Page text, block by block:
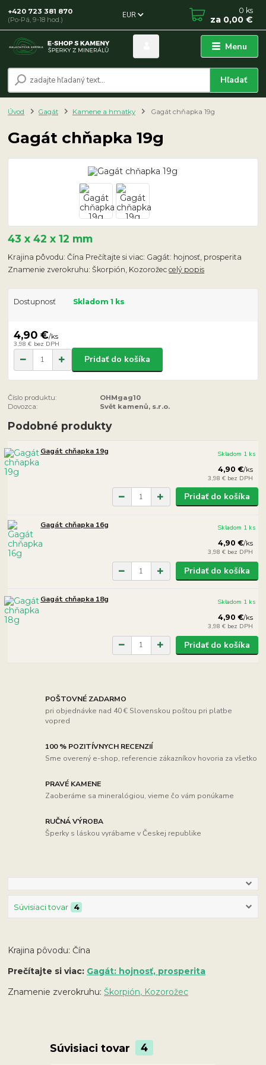
Menu
EUR
Hľadať
+420 723 381 870
(Po-Pá, 9-18 hod.)
0 ks
za 0,00 €
Úvod Gagát Kamene a hmatky Gagát chňapka 19g
Gagát chňapka 19g
43 x 42 x 12 mm
Krajina pôvodu: Čína Prečítajte si viac: Gagát: hojnosť, prosperita
Znamenie zverokruhu: Škorpión, Kozorožeccelý popis
Dostupnosť Skladom 1 ks
4,90 €/ks
3,98 € bez DPH
Pridať do košíka
Číslo produktu:
OHMgag10
Dovozca:
Svět kamenů, s.r.o.
Podobné produkty
Gagát chňapka 19g
4,90 €/ks
3,98 € bez DPH
Skladom 1 ks
Pridať do košíka
Gagát chňapka 16g
4,90 €/ks
3,98 € bez DPH
Skladom 1 ks
Pridať do košíka
Gagát chňapka 18g
4,90 €/ks
3,98 € bez DPH
Skladom 1 ks
Pridať do košíka
POŠTOVNÉ ZADARMO
pri objednávke nad 40 € Slovenskou poštou pri platbe
vopred
100 % POZITÍVNYCH RECENZIÍ
Sme overený e-shop, referencie zákazníkov hovoria za všetko
PRAVÉ KAMENE
Zaoberáme sa mineralógiou, vieme čo vám ponúkame
RUČNÁ VÝROBA
Šperky s láskou vyrábame v Českej republike
Súvisiaci tovar 4
Krajina pôvodu: Čína
Prečítajte si viac: Gagát: hojnosť, prosperita
Znamenie zverokruhu:Škorpión, Kozorožec
Súvisiaci tovar 4